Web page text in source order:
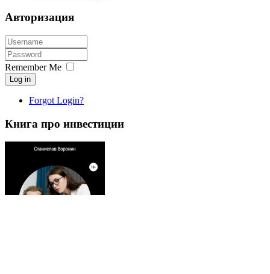
Авторизация
Remember Me
Log in
Forgot Login?
Книга про инвестиции